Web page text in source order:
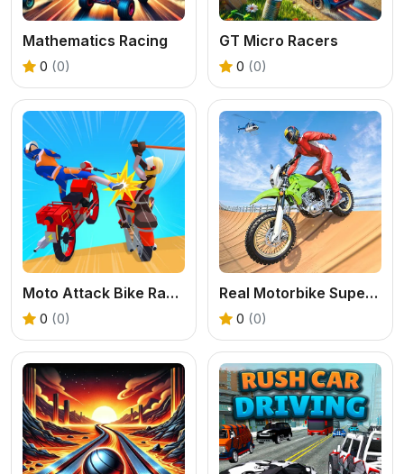
Mathematics Racing
0 (0)
GT Micro Racers
0 (0)
Moto Attack Bike Racing
0 (0)
Real Motorbike Super Hero Stunt 3D
0 (0)